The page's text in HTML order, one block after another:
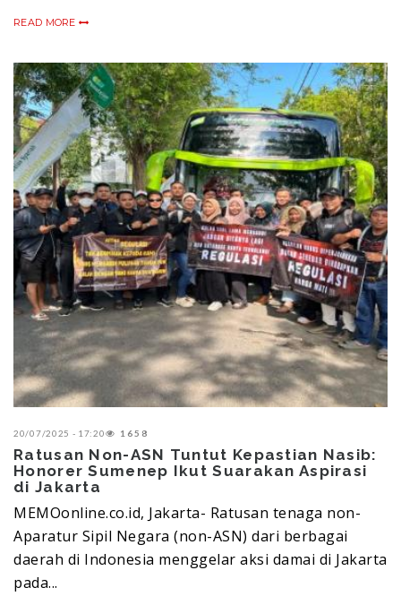
READ MORE
20/07/2025 - 17:20 1658
Ratusan Non-ASN Tuntut Kepastian Nasib:
Honorer Sumenep Ikut Suarakan Aspirasi
di Jakarta
MEMOonline.co.id, Jakarta- Ratusan tenaga non-
Aparatur Sipil Negara (non-ASN) dari berbagai
daerah di Indonesia menggelar aksi damai di Jakarta
pada...